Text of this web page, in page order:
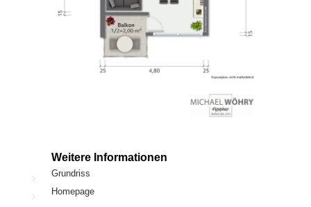
Weitere Informationen
Grundriss
Homepage